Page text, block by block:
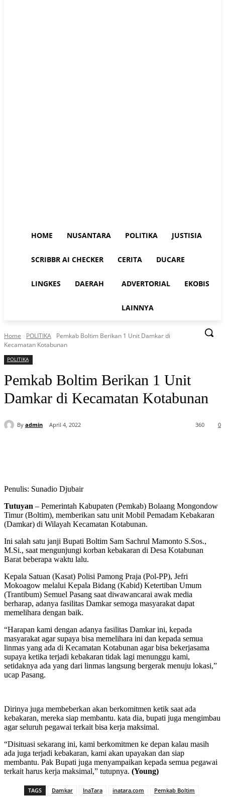
HOME NUSANTARA POLITIKA JUSTISIA
SCRIBBR AI CHECKER CERITA DUCARE
LINGKES DAERAH ADVERTORIAL EKOBIS
LAINNYA
Home POLITIKA
Pemkab Boltim Berikan 1 Unit Damkar di
Kecamatan Kotabunan
POLITIKA
Pemkab Boltim Berikan 1 Unit
Damkar di Kecamatan Kotabunan
By admin April 4, 2022 0
360
Penulis: Sunadio Djubair
Tutuyan – Pemerintah Kabupaten (Pemkab) Bolaang Mongondow
Timur (Boltim), memberikan satu unit Mobil Pemadam Kebakaran
(Damkar) di Wilayah Kecamatan Kotabunan.
Ini salah satu janji Bupati Boltim Sam Sachrul Mamonto S.Sos.,
M.Si., saat mengunjungi korban kebakaran di Desa Kotabunan
Barat beberapa waktu lalu.
Kepala Satuan (Kasat) Polisi Pamong Praja (Pol-PP), Jefri
Mokoagow melalui Kepala Bidang (Kabid) Ketertiban Umum
(Trantibum) Semuel Pasang saat diwawancarai awak media
berharap, adanya fasilitas Damkar semoga masyarakat dapat
memelihara dengan baik.
“Harapan kami dengan adanya fasilitas Damkar ini, kepada
masyarakat agar supaya bisa memelihara ini dan kepada semua
linmas yang ada di Kecamatan Kotabunan agar bisa bekerjasama
supaya ketika terjadi kebakaran tidak lagi menunggu kami,
setidaknya ada yang dari linmas langsung bergerak menuju lokasi,”
ucap Pasang.
Dirinya juga membeberkan akan berkomitmen ketik saat ada
kebakaran, mereka siap membantu. kata dia, bupati juga mengimbau
agar seluruh pegawai terkait bisa kerja maksimal.
“Disituasi sekarang ini, kami berkomitmen ke depan kalau masih
ada juga terjadi kebakaran, kami akan upayakan dan siap
membantu. Pak Bupati juga menyampaikan kepada semua pegawai
terkait harus kerja maksimal,” tutupnya. (Young)
TAGS Damkar InaTara inatara.com Pemkab Boltim